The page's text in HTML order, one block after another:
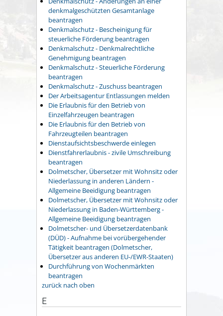
denkmalgeschützten Gesamtanlage
beantragen
Denkmalschutz - Bescheinigung für
steuerliche Förderung beantragen
Denkmalschutz - Denkmalrechtliche
Genehmigung beantragen
Denkmalschutz - Steuerliche Förderung
beantragen
Denkmalschutz - Zuschuss beantragen
Der Arbeitsagentur Entlassungen melden
Die Erlaubnis für den Betrieb von
Einzelfahrzeugen beantragen
Die Erlaubnis für den Betrieb von
Fahrzeugteilen beantragen
Dienstaufsichtsbeschwerde einlegen
Dienstfahrerlaubnis - zivile Umschreibung
beantragen
Dolmetscher, Übersetzer mit Wohnsitz oder
Niederlassung in anderen Ländern -
Allgemeine Beeidigung beantragen
Dolmetscher, Übersetzer mit Wohnsitz oder
Niederlassung in Baden-Württemberg -
Allgemeine Beeidigung beantragen
Dolmetscher- und Übersetzerdatenbank
(DÜD) - Aufnahme bei vorübergehender
Tätigkeit beantragen (Dolmetscher,
Übersetzer aus anderen EU-/EWR-Staaten)
Durchführung von Wochenmärkten
beantragen
zurück nach oben
E